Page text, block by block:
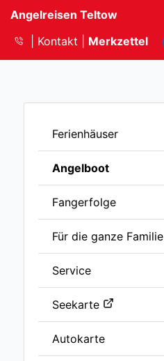
Angelreisen Teltow
Kontakt
Merkzettel
Ferienhäuser
Angelboot
Fangerfolge
Für die ganze Familie
Service
Seekarte
Autokarte